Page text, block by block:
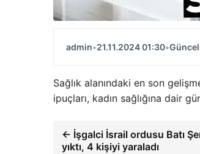
admin•21.11.2024 01:30•
Sağlık alanındaki en son
ipuçları, kadın sağlığına dair
← İşgalci İsrail ordusu Batı
yıktı, 4 kişiyi yaraladı